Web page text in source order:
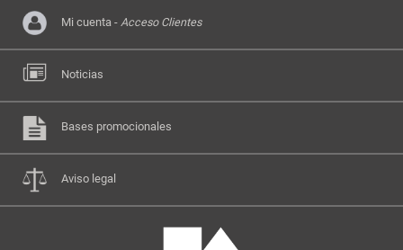
Mi cuenta - Acceso Clientes
Noticias
Bases promocionales
Aviso legal